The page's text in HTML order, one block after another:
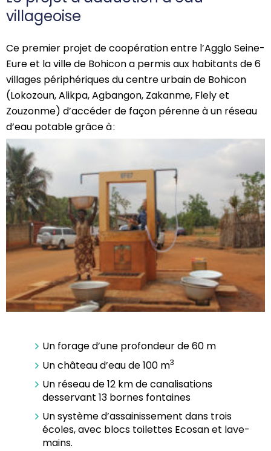
villageoise
Ce premier projet de coopération entre l’Agglo Seine-
Eure et la ville de Bohicon a permis aux habitants de 6
villages périphériques du centre urbain de Bohicon
(Lokozoun, Alikpa, Agbangon, Zakanme, Flely et
Zouzonme) d’accéder de façon pérenne à un réseau
d’eau potable grâce à :
Un forage d’une profondeurde 60 m
Un château d’eau de 100 m3
Un réseau de 12 km de canalisations
desservant 13 bornes fontaines
Un système d’assainissement dans trois
écoles, avec blocs toilettes Ecosanet lave-
mains.